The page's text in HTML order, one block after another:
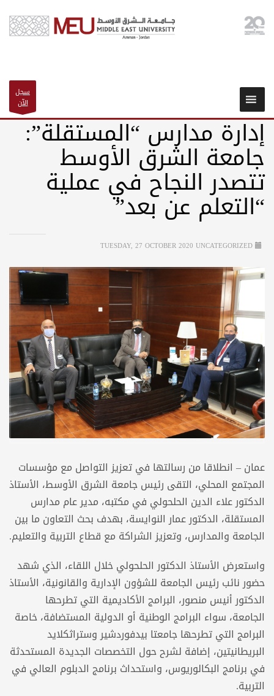
سجل
الآن
إدارة مدارس “المستقلة”:
جامعة الشرق الأوسط
تتصدر النجاح في عملية
“التعلم عن بعد”
TUESDAY, 27 OCTOBER 2020 UNCATEGORIZED
عمان – انطلاقا من رسالتها في تعزيز التواصل مع مؤسسات
المجتمع المحلي، التقى رئيس جامعة الشرق الأوسط، الأستاذ
الدكتور علاء الدين الحلحولي في مكتبه، مدير عام مدارس
المستقلة، الدكتور عمار النوايسة، بهدف بحث التعاون ما بين
الجامعة والمدارس، وتعزيز الشراكة مع قطاع التربية والتعليم.
واستعرض الأستاذ الدكتور الحلحولي خلال اللقاء، الذي شهد
حضور نائب رئيس الجامعة للشؤون الإدارية والقانونية، الأستاذ
الدكتور أنيس منصور، البرامج الأكاديمية التي تطرحها
الجامعة، سواء البرامج الوطنية أو الدولية المستضافة، خاصة
البرامج التي تطرحها جامعتا بيدفوردشير وستراثكلايد
البريطانيتين، إضافة لشرح حول التخصصات الجديدة المستحدثة
في برنامج البكالوريوس، واستحداث برنامج الدبلوم العالي في
التربية.